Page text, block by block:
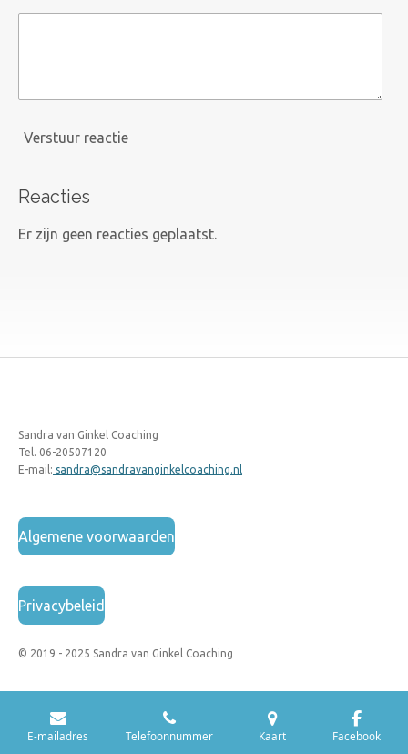
Verstuur reactie
Reacties
Er zijn geen reacties geplaatst.
Sandra van Ginkel Coaching
Tel. 06-20507120
E-mail: sandra@sandravanginkelcoaching.nl
Algemene voorwaarden
Privacybeleid
© 2019 - 2025 Sandra van Ginkel Coaching
E-mailadres Telefoonnummer Kaart Facebook